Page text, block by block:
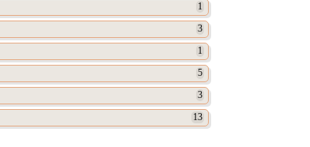
1
3
1
5
3
13